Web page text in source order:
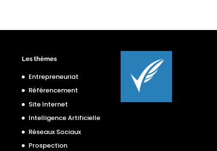
Les thèmes
Entrepreneuriat
Référencement
Site Internet
Intelligence Artificielle
Réseaux Sociaux
Prospection